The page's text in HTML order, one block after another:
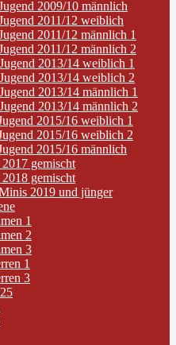
2009/10 männlich
2011/12 weiblich
2011/12 männlich 1
2011/12 männlich 2
2013/14 weiblich 1
2013/14 weiblich 2
2013/14 männlich 1
2013/14 männlich 2
2015/16 weiblich 1
2015/16 weiblich 2
2015/16 männlich
gemischt
gemischt
2019 und jünger
1
2
3
1
3